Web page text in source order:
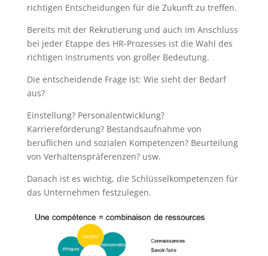
richtigen Entscheidungen für die Zukunft zu treffen.
Bereits mit der Rekrutierung und auch im Anschluss
bei jeder Etappe des HR-Prozesses ist die Wahl des
richtigen Instruments von großer Bedeutung.
Die entscheidende Frage ist: Wie sieht der Bedarf
aus?
Einstellung? Personalentwicklung?
Karriereförderung? Bestandsaufnahme von
beruflichen und sozialen Kompetenzen? Beurteilung
von Verhaltenspräferenzen? usw.
Danach ist es wichtig, die Schlüsselkompetenzen für
das Unternehmen festzulegen.